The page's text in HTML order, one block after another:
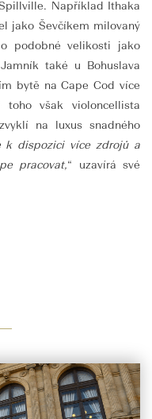
Například Ithaka
jako Ševčíkem milovaný
podobné velikosti jako
také u Bohuslava
bytě na Cape Cod více
však violoncellista
na luxus snadného
k dispozici více zdrojů a
pracovat,“ uzavírá své